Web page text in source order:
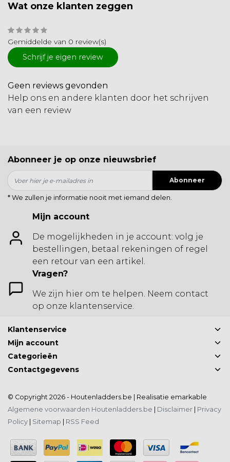
Wat onze klanten zeggen
Gemiddelde van 0 review(s)
Schrijf je eigen review
Geen reviews gevonden
Help ons en andere klanten door het schrijven
van een review
Abonneer je op onze nieuwsbrief
Abonneer
* We zullen je informatie nooit met iemand delen.
Mijn account
De mogelijkheden in je account: volg je
bestellingen, betaal rekeningen of regel
een retour van een artikel.
Vragen?
We zijn hier om te helpen. Neem contact
op onze klantenservice.
Klantenservice
Mijn account
Categorieën
Contactgegevens
© Copyright 2026 - Houtenladders.be | Realisatie emarkable
Algemene voorwaarden Houtenladders.be
Disclaimer
Privacy
Policy
Sitemap RSS Feed